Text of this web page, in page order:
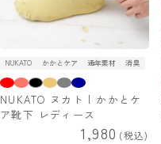
NUKATO かかとケア 通年素材 消臭
NUKATO ヌカト | かかとケ
ア靴下 レディース
1,980 税込